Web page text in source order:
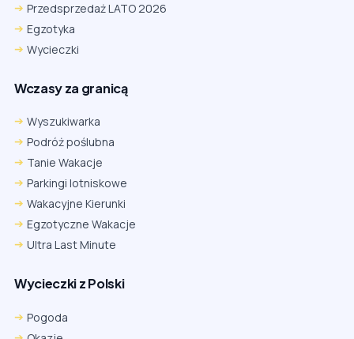
Przedsprzedaż LATO 2026
Egzotyka
Wycieczki
Wczasy za granicą
Wyszukiwarka
Podróż poślubna
Tanie Wakacje
Parkingi lotniskowe
Wakacyjne Kierunki
Egzotyczne Wakacje
Ultra Last Minute
Wycieczki z Polski
Pogoda
Firefox